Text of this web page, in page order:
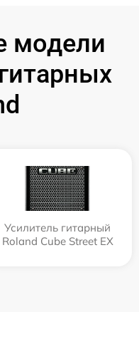
модели
Усилитель гитарный
Roland Cube Street EX